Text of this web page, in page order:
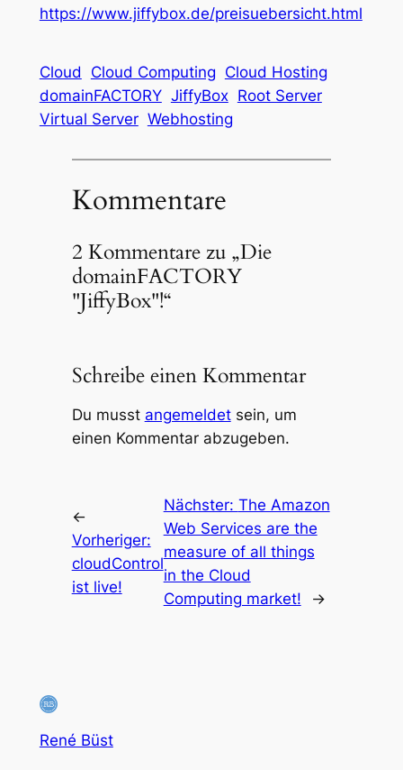
https://www.jiffybox.de/preisuebersicht.html
Cloud Cloud Computing Cloud Hosting
domainFACTORY JiffyBox Root Server
Virtual Server Webhosting
Kommentare
2 Kommentare zu „Die
domainFACTORY
"JiffyBox"!“
Schreibe einen Kommentar
Du musst angemeldetsein, um
einen Kommentar abzugeben.
←
Vorheriger:
cloudControl
ist live!
Nächster: The Amazon
Web Services are the
measure of all things
in the Cloud
Computing market!
→
René Büst